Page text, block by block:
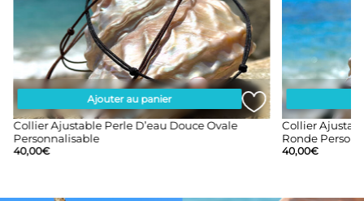
Ajouter au panier
Collier Ajustable Perle D’eau Douce Ovale
Personnalisable
40,00€
Collier
Ronde
40,00€